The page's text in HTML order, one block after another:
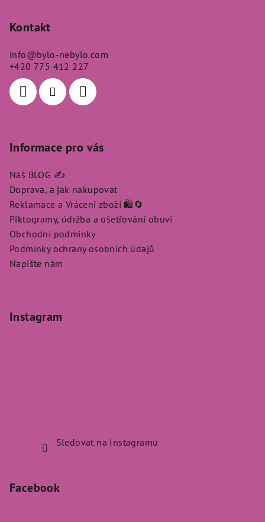
Kontakt
info@bylo-nebylo.com
+420 775 412 227
Informace pro vás
Náš BLOG ✍️
Doprava, a jak nakupovat
Reklamace a Vrácení zboží 🛍️🔄
Piktogramy, údržba a ošetřování obuvi
Obchodní podmínky
Podmínky ochrany osobních údajů
Napište nám
Instagram
Sledovat na Instagramu
Facebook